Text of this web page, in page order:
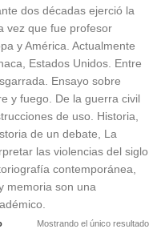
dos décadas ejerció la
vez que fue profesor
y América. Actualmente
Estados Unidos. Entre
Ensayo sobre
y fuego. De la guerra civil
de uso. Historia,
de un debate, La
las violencias del siglo
contemporánea,
memoria son una
Mostrando el único resultado